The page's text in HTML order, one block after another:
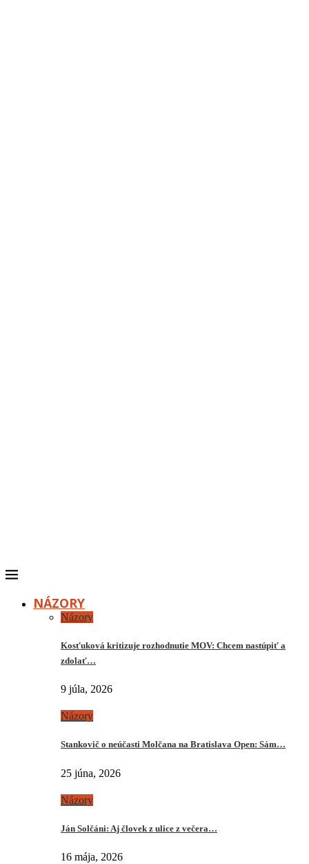
NÁZORY
Názory
Kosťuková kritizuje rozhodnutie MOV: Chcem nastúpiť a
zdolať…
9 júla, 2026
Názory
Stankovič o neúčasti Molčana na Bratislava Open: Sám…
25 júna, 2026
Názory
Ján Solčáni: Aj človek z ulice z večera…
16 mája, 2026